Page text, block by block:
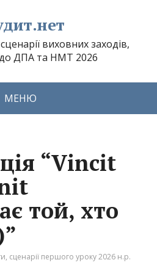
виховних заходів,
до ДПА та НМТ 2026
МЕНЮ
“Vincit
той, хто
сценарії першого уроку 2026 н.р.